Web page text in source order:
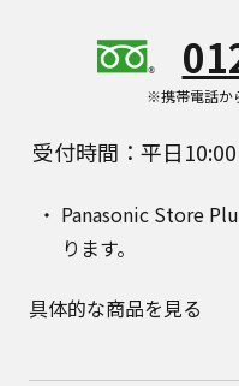
※携帯電話か
受付時間：平日
Panasonic Store
ります。
具体的な商品を見る